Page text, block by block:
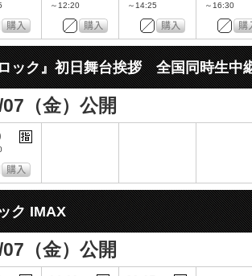
～12:20 ～14:25 ～16:30
ック』初日舞台挨拶 全国同時生中
（金）公開
ク IMAX
（金）公開